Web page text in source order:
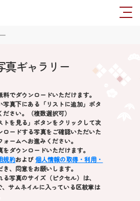
真ギャラリー
でダウンロードいただけます。
写真下にある「リストに追加」ボタ
さい。（複数選択可）
トを見る」ボタンをクリックして次
ロードする写真をご確認いただいた
ームへお進みください。
ダウンロードいただけます。
規約および個人情報の取得・利用・
、同意をお願いします。
写真のサイズ（ピクセル）は、
、サムネイルに入っている区紋章は